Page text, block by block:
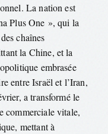
La nation est
Plus One », qui la
chaînes
la Chine, et la
embrasée
entre Israël et l’Iran,
a transformé le
commerciale vitale,
mettant à